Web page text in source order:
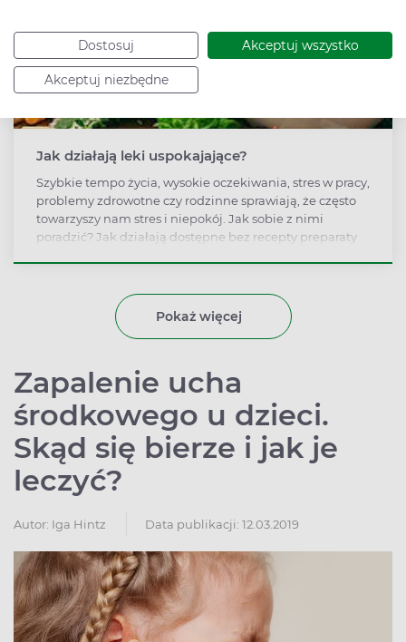
Dostosuj Akceptuj wszystko
Akceptuj niezbędne
Jak działają leki uspokajające?
Szybkie tempo życia, wysokie oczekiwania, stres w pracy,
problemy zdrowotne czy rodzinne sprawiają, że często
towarzyszy nam stres i niepokój. Jak sobie z nimi
poradzić? Jak działają dostępne bez recepty preparaty
Pokaż więcej
Zapalenie ucha
środkowego u dzieci.
Skąd się bierze i jak je
leczyć?
Autor: Iga Hintz Data publikacji: 12.03.2019